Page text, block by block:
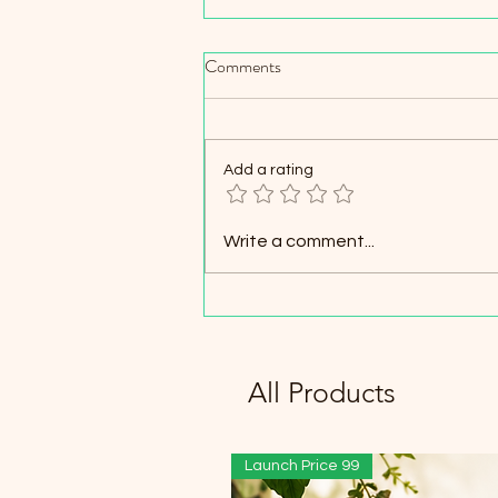
How Arnica Montana Supports
Pain Relief: Uses of Arnica
Comments
Add a rating
Write a comment...
All Products
Launch Price 99